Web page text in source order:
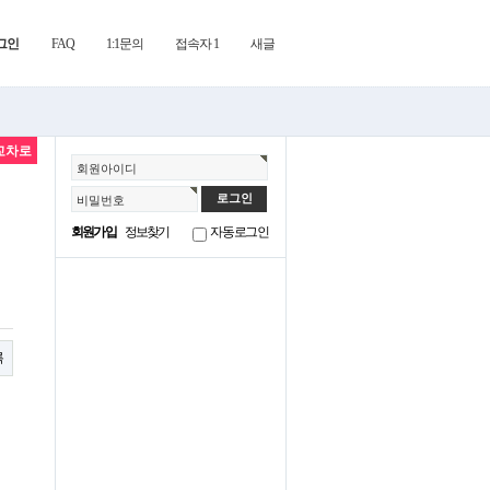
인 FAQ 1:1문의 접속자 1 새글
회원아이디
비밀번호
회원가입 정보찾기 자동로그인
차로